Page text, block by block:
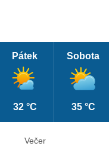
Pátek
32 °C
Sobota
35 °C
Večer